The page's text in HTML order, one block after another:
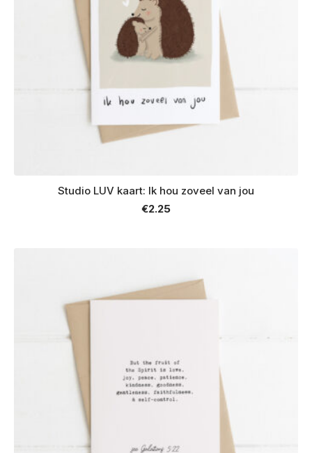
Studio LUV kaart: Ik hou zoveel van jou
€2.25